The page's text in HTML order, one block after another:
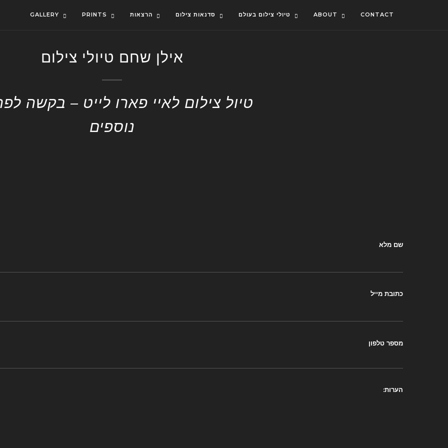
GALLERY PRINTS הרצאות סדנאות צילום טיולי צילום בעולם ABOUT CONTACT
אילן שחם טיולי צילום
טיול צילום לאיי פארו לייט – בקשה
נוספים
שם מלא
כתובת מייל
מספר טלפון
הערות: